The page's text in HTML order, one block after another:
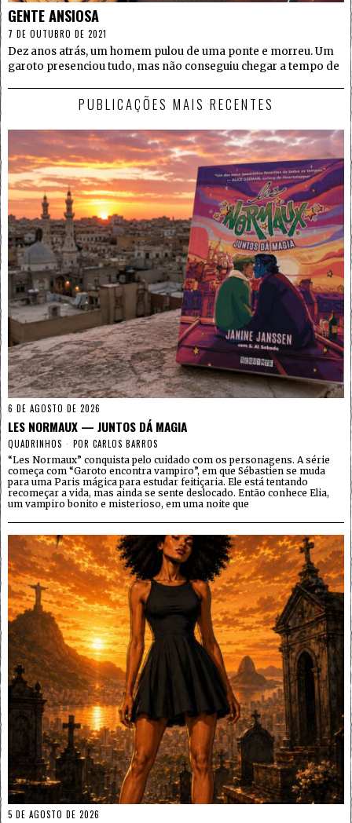
GENTE ANSIOSA
7 DE OUTUBRO DE 2021
Dez anos atrás, um homem pulou de uma ponte e morreu. Um
garoto presenciou tudo, mas não conseguiu chegar a tempo de
PUBLICAÇÕES MAIS RECENTES
6 DE AGOSTO DE 2026
LES NORMAUX — JUNTOS DÁ MAGIA
QUADRINHOS POR CARLOS BARROS
“Les Normaux” conquista pelo cuidado com os personagens. A série
começa com “Garoto encontra vampiro”, em que Sébastien se muda
para uma Paris mágica para estudar feitiçaria. Ele está tentando
recomeçar a vida, mas ainda se sente deslocado. Então conhece Elia,
um vampiro bonito e misterioso, em uma noite que
5 DE AGOSTO DE 2026